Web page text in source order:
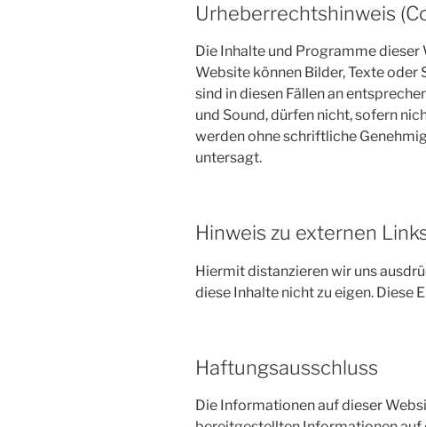
Urheberrechtshinweis
Die Inhalte und Programme
Website können Bilder, Texte
sind in diesen Fällen an
und Sound, dürfen nicht, sofern
werden ohne schriftliche
untersagt.
Hinweis zu externen
Hiermit distanzieren wir uns
diese Inhalte nicht zu eigen. Diese
Haftungsausschluss
Die Informationen auf dieser